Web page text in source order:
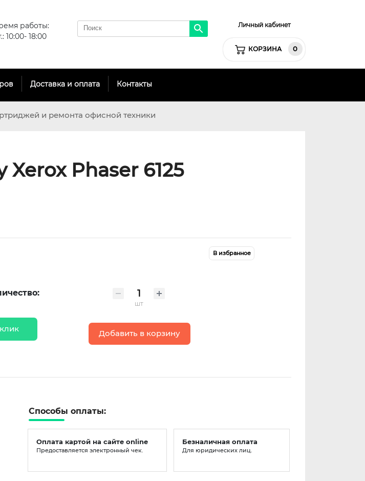
работы:
10:00- 18:00
Личный кабинет
КОРЗИНА 0
Доставка и оплата Контакты
и ремонта офисной техники
Phaser 6125
шт
Добавить в корзину
В избранное
Способы оплаты:
Оплата картой на сайте online
Предоставляется электронный чек.
Безналичная оплата
Для юридических лиц.